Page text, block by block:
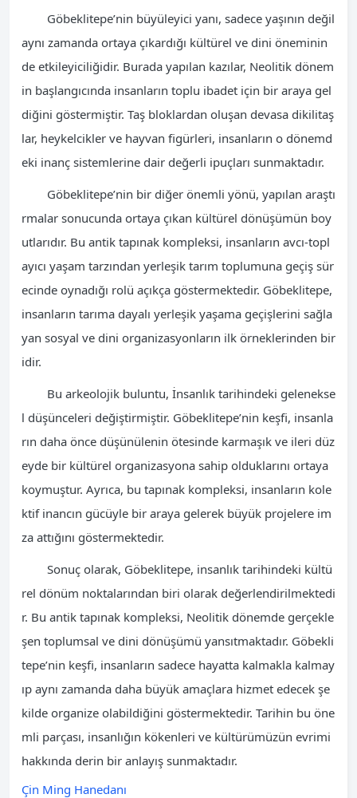
Göbeklitepe’nin büyüleyici yanı, sadece yaşının değil
aynı zamanda ortaya çıkardığı kültürel ve dini öneminin
de etkileyiciliğidir. Burada yapılan kazılar, Neolitik dönem
in başlangıcında insanların toplu ibadet için bir araya gel
diğini göstermiştir. Taş bloklardan oluşan devasa dikilitaş
lar, heykelcikler ve hayvan figürleri, insanların o dönemd
eki inanç sistemlerine dair değerli ipuçları sunmaktadır.
Göbeklitepe’nin bir diğer önemli yönü, yapılan araştı
rmalar sonucunda ortaya çıkan kültürel dönüşümün boy
utlarıdır. Bu antik tapınak kompleksi, insanların avcı-topl
ayıcı yaşam tarzından yerleşik tarım toplumuna geçiş sür
ecinde oynadığı rolü açıkça göstermektedir. Göbeklitepe,
insanların tarıma dayalı yerleşik yaşama geçişlerini sağla
yan sosyal ve dini organizasyonların ilk örneklerinden bir
idir.
Bu arkeolojik buluntu, İnsanlık tarihindeki gelenekse
l düşünceleri değiştirmiştir. Göbeklitepe’nin keşfi, insanla
rın daha önce düşünülenin ötesinde karmaşık ve ileri düz
eyde bir kültürel organizasyona sahip olduklarını ortaya
koymuştur. Ayrıca, bu tapınak kompleksi, insanların kole
ktif inancın gücüyle bir araya gelerek büyük projelere im
za attığını göstermektedir.
Sonuç olarak, Göbeklitepe, insanlık tarihindeki kültü
rel dönüm noktalarından biri olarak değerlendirilmektedi
r. Bu antik tapınak kompleksi, Neolitik dönemde gerçekle
şen toplumsal ve dini dönüşümü yansıtmaktadır. Göbekli
tepe’nin keşfi, insanların sadece hayatta kalmakla kalmay
ıp aynı zamanda daha büyük amaçlara hizmet edecek şe
kilde organize olabildiğini göstermektedir. Tarihin bu öne
mli parçası, insanlığın kökenleri ve kültürümüzün evrimi
hakkında derin bir anlayış sunmaktadır.
Çin Ming Hanedanı